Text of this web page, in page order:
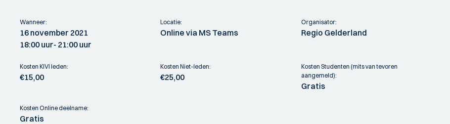
Wanneer:
16 november 2021
18:00 uur- 21:00 uur
Locatie:
Online via MS Teams
Organisator:
Regio Gelderland
Kosten KIVI leden:
€15,00
Kosten Niet-leden:
€25,00
Kosten Studenten (mits van tevoren
aangemeld):
Gratis
Kosten Online deelname:
Gratis